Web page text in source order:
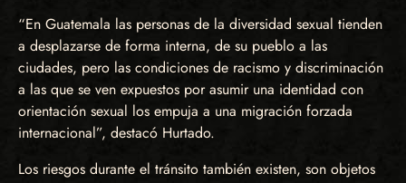
“En Guatemala las personas de la diversidad sexual tienden
a desplazarse de forma interna, de su pueblo a las
ciudades, pero las condiciones de racismo y discriminación
a las que se ven expuestos por asumir una identidad con
orientación sexual los empuja a una migración forzada
internacional”, destacó Hurtado.
Los riesgos durante el tránsito también existen, son objetos